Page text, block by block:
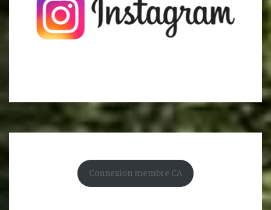
Connexion membre CA